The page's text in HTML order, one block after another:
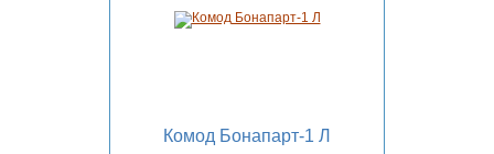
Комод Бонапарт-1 Л